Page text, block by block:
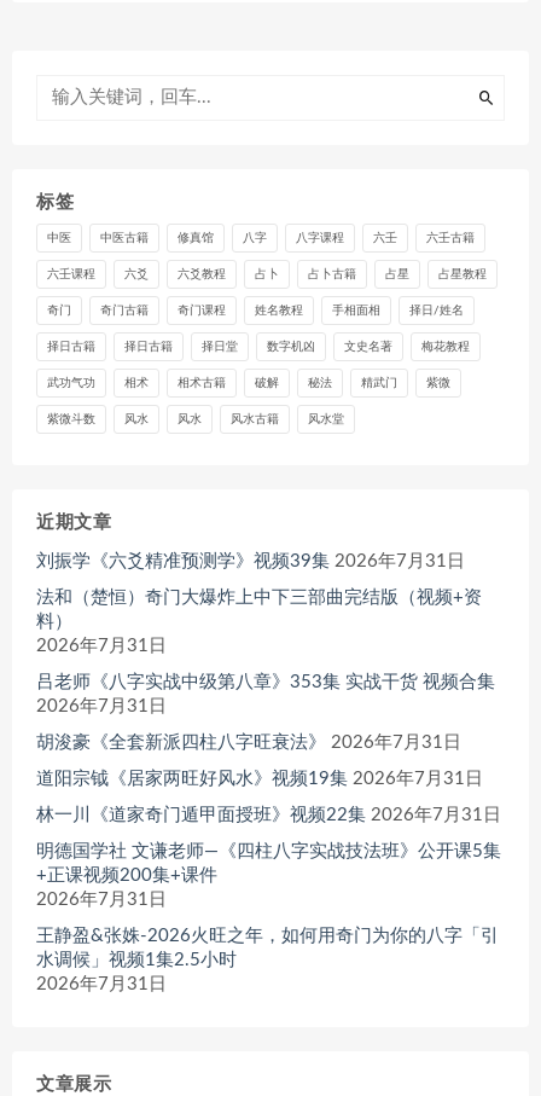
标签
中医 中医古籍 修真馆 八字 八字课程 六壬 六壬古籍
六壬课程 六爻 六爻教程 占卜 占卜古籍 占星 占星教程
奇门 奇门古籍 奇门课程 姓名教程 手相面相 择日/姓名
择日古籍 择日古籍 择日堂 数字机凶 文史名著 梅花教程
武功气功 相术 相术古籍 破解 秘法 精武门 紫微
紫微斗数 风水 风水 风水古籍 风水堂
近期文章
刘振学《六爻精准预测学》视频39集 2026年7月31日
法和（楚恒）奇门大爆炸上中下三部曲完结版（视频+资
料）
2026年7月31日
吕老师《八字实战中级第八章》353集 实战干货 视频合集
2026年7月31日
胡浚豪《全套新派四柱八字旺衰法》
2026年7月31日
道阳宗钺《居家两旺好风水》视频19集 2026年7月31日
林一川《道家奇门遁甲面授班》视频22集 2026年7月31日
明德国学社 文谦老师—《四柱八字实战技法班》公开课5集
+正课视频200集+课件
2026年7月31日
王静盈&张姝-2026火旺之年，如何用奇门为你的八字「引
水调候」视频1集2.5小时
2026年7月31日
文章展示